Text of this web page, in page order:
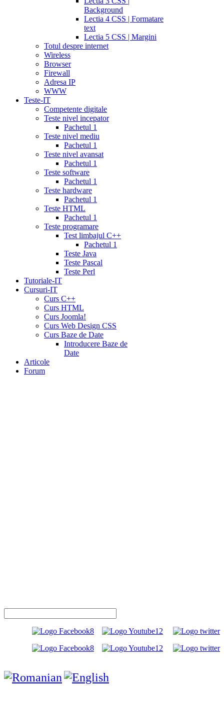
Background
Lectia 4 CSS | Formatare
text
Lectia 5 CSS | Margini
Totul despre internet
Wireless
Browser
Firewall
Adresa IP
WWW
Teste-IT
Competente digitale
Teste nivel incepator
Pachetul 1
Teste nivel mediu
Pachetul 1
Teste nivel avansat
Pachetul 1
Teste software
Pachetul 1
Teste hardware
Pachetul 1
Teste HTML
Pachetul 1
Teste programare
Test limbajul C++
Pachetul 1
Teste Java
Teste Pascal
Teste Perl
Tutoriale-IT
Cursuri-IT
Curs C++
Curs HTML
Curs Joomla!
Curs Web Design CSS
Curs Baze de Date
Introducere Baze de
Date
Articole
Forum